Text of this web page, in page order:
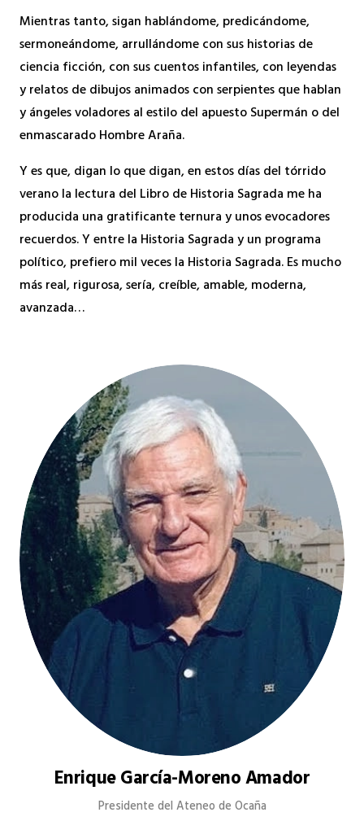
Mientras tanto, sigan hablándome, predicándome,
sermoneándome, arrullándome con sus historias de
ciencia ficción, con sus cuentos infantiles, con leyendas
y relatos de dibujos animados con serpientes que hablan
y ángeles voladores al estilo del apuesto Supermán o del
enmascarado Hombre Araña.
Y es que, digan lo que digan, en estos días del tórrido
verano la lectura del Libro de Historia Sagrada me ha
producida una gratificante ternura y unos evocadores
recuerdos. Y entre la Historia Sagrada y un programa
político, prefiero mil veces la Historia Sagrada. Es mucho
más real, rigurosa, sería, creíble, amable, moderna,
avanzada…
Enrique García-Moreno Amador
Presidente del Ateneo de Ocaña